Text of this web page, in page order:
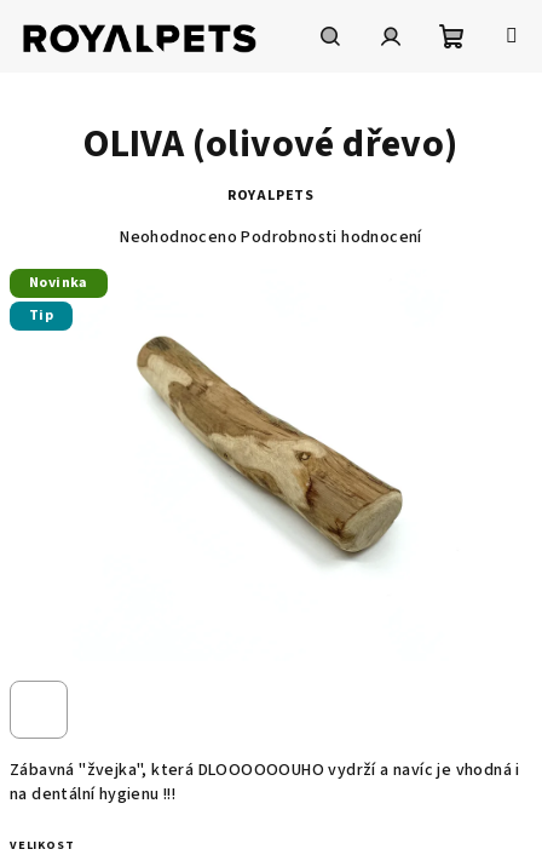
obsah
košík
Zábavná "žvejka", která DLOOOOOOUHO vydrží a navíc je vhodná i
na dentální hygienu !!!
VELIKOST
OLIVA (olivové dřevo)
ROYALPETS
produktu
je
0,0
Neohodnoceno Podrobnosti hodnocení
Novinka
Tip